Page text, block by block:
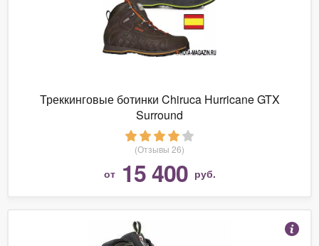
Треккинговые ботинки Chiruca Hurricane GTX
Surround
(Отзывы 26)
от 15 400 руб.